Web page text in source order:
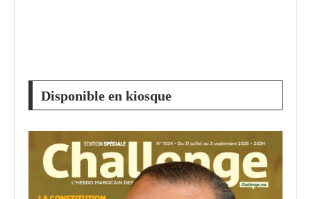
Disponible en kiosque